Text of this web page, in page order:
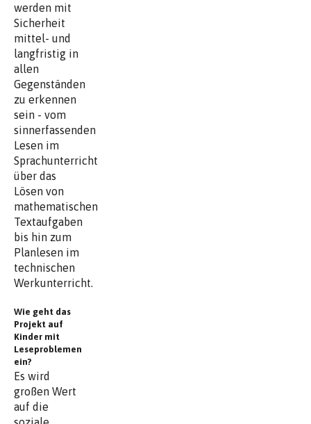
werden mit
Sicherheit
mittel- und
langfristig in
allen
Gegenständen
zu erkennen
sein - vom
sinnerfassenden
Lesen im
Sprachunterricht
über das
Lösen von
mathematischen
Textaufgaben
bis hin zum
Planlesen im
technischen
Werkunterricht.
Wie geht das
Projekt auf
Kinder mit
Leseproblemen
ein?
Es wird
großen Wert
auf die